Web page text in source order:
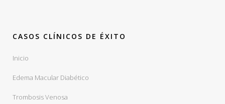
CASOS CLÍNICOS DE ÉXITO
Inicio
Edema Macular Diabético
Trombosis Venosa